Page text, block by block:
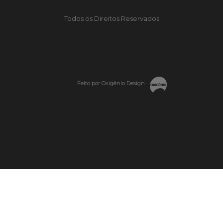
Todos os Direitos Reservados
Feito por Oxigênio Design